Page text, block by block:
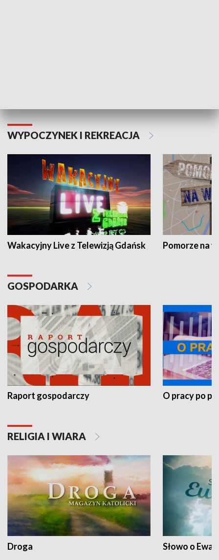
WYPOCZYNEK I REKREACJA
Wakacyjny Live z Telewizją Gdańsk Pomorze na
GOSPODARKA
Raport gospodarczy O pracy po
RELIGIA I WIARA
Droga Słowo o